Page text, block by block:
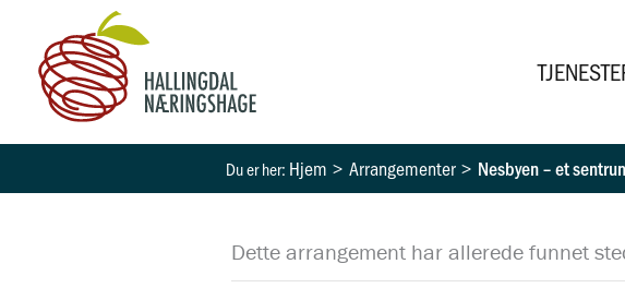
innholdet
Hjem Arrangementer Nesbyen – et
Dette arrangement har allerede funnet